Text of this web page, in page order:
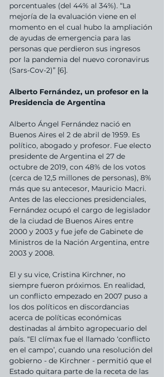
porcentuales (del 44% al 34%). “La
mejoría de la evaluación viene en el
momento en el cual hubo la ampliación
de ayudas de emergencia para las
personas que perdieron sus ingresos
por la pandemia del nuevo coronavirus
(Sars-Cov-2)” [6].
Alberto Fernández, un profesor en la
Presidencia de Argentina
Alberto Ángel Fernández nació en
Buenos Aires el 2 de abril de 1959. Es
político, abogado y profesor. Fue electo
presidente de Argentina el 27 de
octubre de 2019, con 48% de los votos
(cerca de 12,5 millones de personas), 8%
más que su antecesor, Mauricio Macri.
Antes de las elecciones presidenciales,
Fernández ocupó el cargo de legislador
de la ciudad de Buenos Aires entre
2000 y 2003 y fue jefe de Gabinete de
Ministros de la Nación Argentina, entre
2003 y 2008.
El y su vice, Cristina Kirchner, no
siempre fueron próximos. En realidad,
un conflicto empezado en 2007 puso a
los dos políticos en discordancias
acerca de políticas económicas
destinadas al ámbito agropecuario del
país. “El clímax fue el llamado ‘conflicto
en el campo’, cuando una resolución del
gobierno - de Kirchner - permitió que el
Estado quitara parte de la receta de las